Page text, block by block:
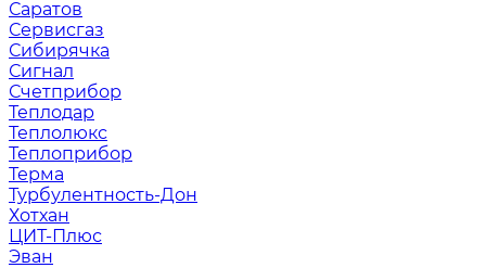
Саратов
Сервисгаз
Сибирячка
Сигнал
Счетприбор
Теплодар
Теплолюкс
Теплоприбор
Терма
Турбулентность-Дон
Хотхан
ЦИТ-Плюс
Эван